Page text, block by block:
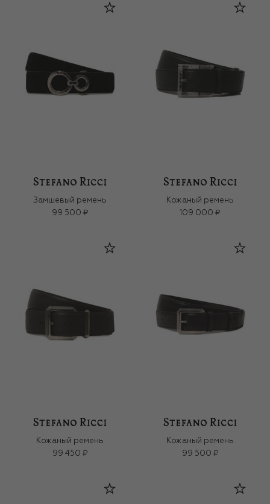
Замшевый ремень
99 500 ₽
Кожаный ремень
109 000 ₽
Кожаный ремень
99 450 ₽
Кожаный ремень
99 500 ₽